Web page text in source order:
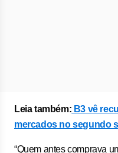
Leia também: B3 vê
mercados no segundo
“Quem antes comprava